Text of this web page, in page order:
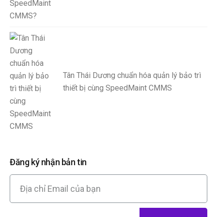
Tân Thái Dương chuẩn hóa quản lý bảo trì
thiết bị cùng SpeedMaint CMMS
Đăng ký nhận bản tin